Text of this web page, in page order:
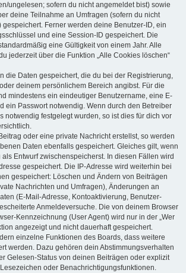
ungelesen; sofern du nicht angemeldet bist) sowie
deine Teilnahme an Umfragen (sofern du nicht
gespeichert. Ferner werden deine Benutzer-ID, ein
und eine Session-ID gespeichert. Die
eine Gültigkeit von einem Jahr. Alle
jederzeit über die Funktion „Alle Cookies löschen“
die Daten gespeichert, die du bei der Registrierung,
deinem persönlichem Bereich angibst. Für die
mindestens ein eindeutiger Benutzername, eine E-
ein Passwort notwendig. Wenn durch den Betreiber
notwendig festgelegt wurden, so ist dies für dich vor
oder eine private Nachricht erstellst, so werden
Daten ebenfalls gespeichert. Gleiches gilt, wenn
Entwurf zwischenspeicherst. In diesen Fällen wird
gespeichert. Die IP-Adresse wird weiterhin bei
gespeichert: Löschen und Ändern von Beiträgen
Nachrichten und Umfragen), Änderungen an
(E-Mail-Adresse, Kontoaktivierung, Benutzer-
Anmeldeversuche. Die von deinem Browser
Kennzeichnung (User Agent) wird nur in der „Wer
angezeigt und nicht dauerhaft gespeichert.
einzelne Funktionen des Boards, dass weitere
werden. Dazu gehören dein Abstimmungsverhalten
Gelesen-Status von deinen Beiträgen oder explizit
oder Benachrichtigungsfunktionen.